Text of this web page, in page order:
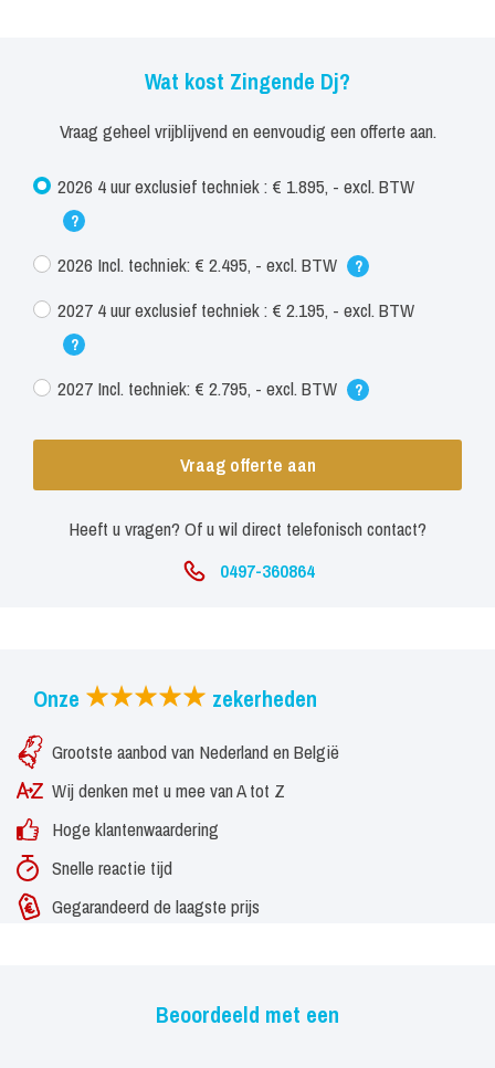
Wat kost Zingende Dj?
Vraag geheel vrijblijvend en eenvoudig een offerte aan.
2026 4 uur exclusief techniek : € 1.895, - excl. BTW
?
2026 Incl. techniek: € 2.495, - excl. BTW ?
2027 4 uur exclusief techniek : € 2.195, - excl. BTW
?
2027 Incl. techniek: € 2.795, - excl. BTW ?
Vraag offerte aan
Heeft u vragen? Of u wil direct telefonisch contact?
0497-360864
Onze zekerheden
Grootste aanbod van Nederland en België
Wij denken met u mee van A tot Z
Hoge klantenwaardering
Snelle reactie tijd
Gegarandeerd de laagste prijs
Beoordeeld met een